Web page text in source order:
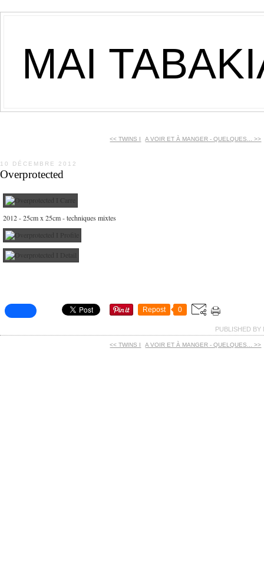
MAI
<< TWINS I A VOIR ET À MANGER - QUELQUES... >>
10 DÉCEMBRE 2012
Overprotected
2012 - 25cm x 25cm - techniques mixtes
Repost 0
PUBLISHED BY
<< TWINS I A VOIR ET À MANGER - QUELQUES... >>